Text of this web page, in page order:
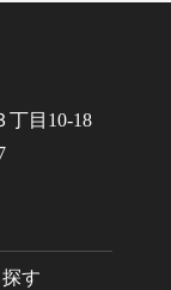
丁目10-18
す